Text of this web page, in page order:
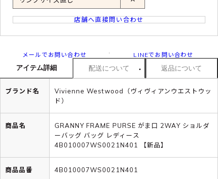
店舗へ直接問い合わせ
メールでお問い合わせ LINEでお問い合わせ
アイテム詳細 配送について 返品について
ブランド名
Vivienne Westwood（ヴィヴィアンウエストウッ
ド）
商品名
GRANNY FRAME PURSE がま口 2WAY ショルダ
ーバッグ バッグ レディース
4B010007WS0021N401 【新品】
商品品番 4B010007WS0021N401